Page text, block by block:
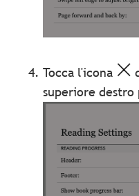
Tocca l'icona
superiore